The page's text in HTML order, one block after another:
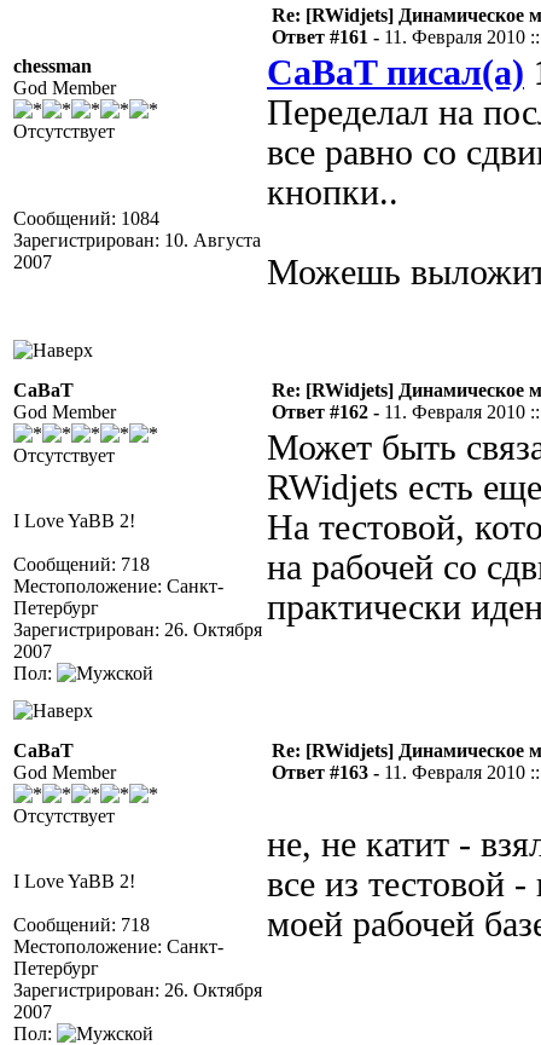
chessman
God Member
Отсутствует
Сообщений: 1084
Зарегистрирован: 10. Августа
2007
Re: [RWidjets] Динамическое
Ответ #161 - 11. Февраля 2010
CaBaT писал(а)
Переделал на
все равно со
кнопки..
Можешь
CaBaT
God Member
Отсутствует
I Love YaBB 2!
Сообщений: 718
Местоположение: Санкт-
Петербург
Зарегистрирован: 26. Октября
2007
Пол:
Re: [RWidjets] Динамическое
Ответ #162 - 11. Февраля 2010
Может быть
RWidjets есть
На тестовой,
на рабочей со
практически
CaBaT
God Member
Отсутствует
I Love YaBB 2!
Сообщений: 718
Местоположение: Санкт-
Петербург
Зарегистрирован: 26. Октября
2007
Пол:
Re: [RWidjets] Динамическое
Ответ #163 - 11. Февраля 2010
не, не катит -
все из тестовой -
моей рабочей